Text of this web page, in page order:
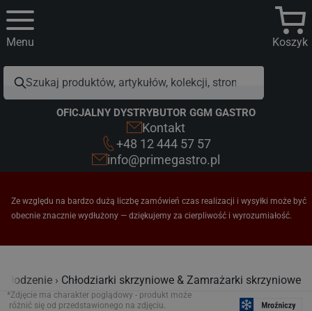
Koszyk
Menu
OFICJALNY DYSTRYBUTOR GGM GASTRO
Kontakt
+48 12 444 57 57
info@primegastro.pl
Ze względu na bardzo dużą liczbę zamówień czas realizacji i wysyłki może być
obecnie znacznie wydłużony — dziękujemy za cierpliwość i wyrozumiałość.
Chłodziarki skrzyniowe & Zamrażarki skrzyniowe
*Zdjęcie ma charakter poglądowy - produkt może
różnić się od przedstawionego na zdjęciu.